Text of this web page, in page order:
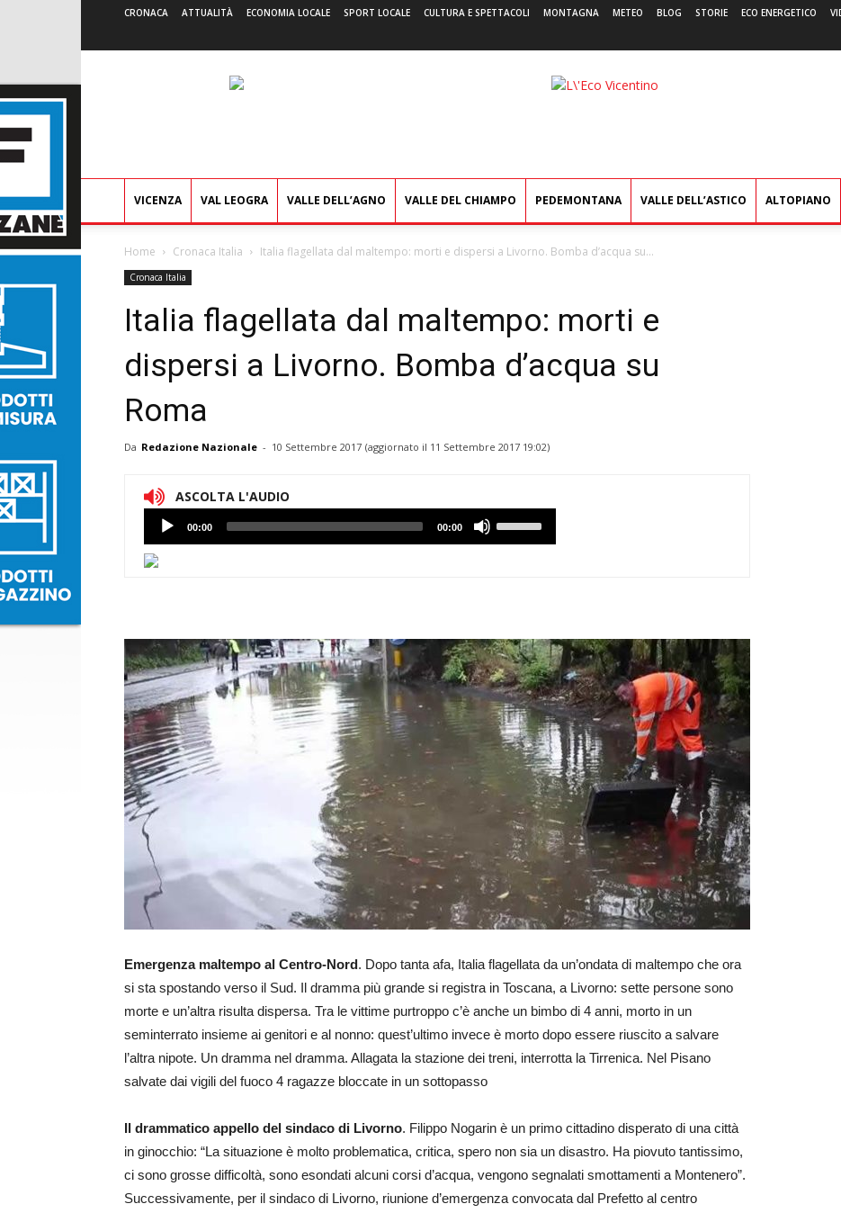
CRONACA ATTUALITÀ ECONOMIA LOCALE SPORT LOCALE CULTURA E SPETTACOLI MONTAGNA METEO BLOG STORIE ECO ENERGETICO
L'Eco
VICENZA VAL LEOGRA VALLE DELL’AGNO VALLE DEL CHIAMPO PEDEMONTANA VALLE DELL’ASTICO ALTOPIANO
Home Cronaca Italia Italia flagellata dal maltempo: morti e dispersi a Livorno. Bomba d’acqua su...
Cronaca Italia
Italia flagellata dal maltempo: morti e
dispersi a Livorno. Bomba d’acqua su
Roma
Da Redazione Nazionale - 10 Settembre 2017 (aggiornato il 11 Settembre 2017 19:02)
ASCOLTA L'AUDIO
Lettore
Audio
00:00 00:00
Utilizzare
i
per
aumentare
o
diminuire
il
volume.
Emergenza maltempo al Centro-Nord. Dopo tanta afa, Italia flagellata da un’ondata di maltempo che ora
si sta spostando verso il Sud. Il dramma più grande si registra in Toscana, a Livorno: sette persone sono
morte e un’altra risulta dispersa. Tra le vittime purtroppo c’è anche un bimbo di 4 anni, morto in un
seminterrato insieme ai genitori e al nonno: quest’ultimo invece è morto dopo essere riuscito a salvare
l’altra nipote. Un dramma nel dramma. Allagata la stazione dei treni, interrotta la Tirrenica. Nel Pisano
salvate dai vigili del fuoco 4 ragazze bloccate in un sottopasso
Il drammatico appello del sindaco di Livorno. Filippo Nogarin è un primo cittadino disperato di una città
in ginocchio: “La situazione è molto problematica, critica, spero non sia un disastro. Ha piovuto tantissimo,
ci sono grosse difficoltà, sono esondati alcuni corsi d’acqua, vengono segnalati smottamenti a Montenero”.
Successivamente, per il sindaco di Livorno, riunione d’emergenza convocata dal Prefetto al centro